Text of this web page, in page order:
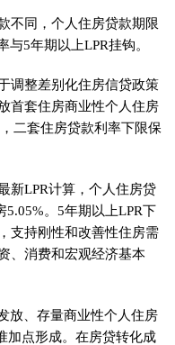
不同，个人住房贷款期限
5年期以上LPR挂钩。
调整差别化住房信贷政策
首套住房商业性个人住房
二套住房贷款利率下限保
新LPR计算，个人住房贷
。5年期以上LPR下
支持刚性和改善性住房需
、消费和宏观经济基本
放、存量商业性个人住房
加点形成。在房贷转化成